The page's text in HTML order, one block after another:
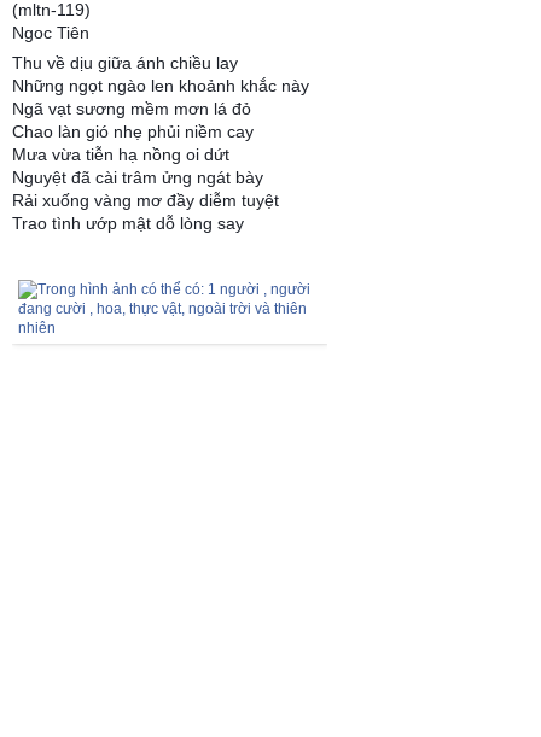
(mltn-119)
Ngoc Tiên
Thu về dịu giữa ánh chiều lay
Những ngọt ngào len khoảnh khắc này
Ngã vạt sương mềm mơn lá đỏ
Chao làn gió nhẹ phủi niềm cay
Mưa vừa tiễn hạ nồng oi dứt
Nguyệt đã cài trâm ửng ngát bày
Rải xuống vàng mơ đầy diễm tuyệt
Trao tình ướp mật dỗ lòng say